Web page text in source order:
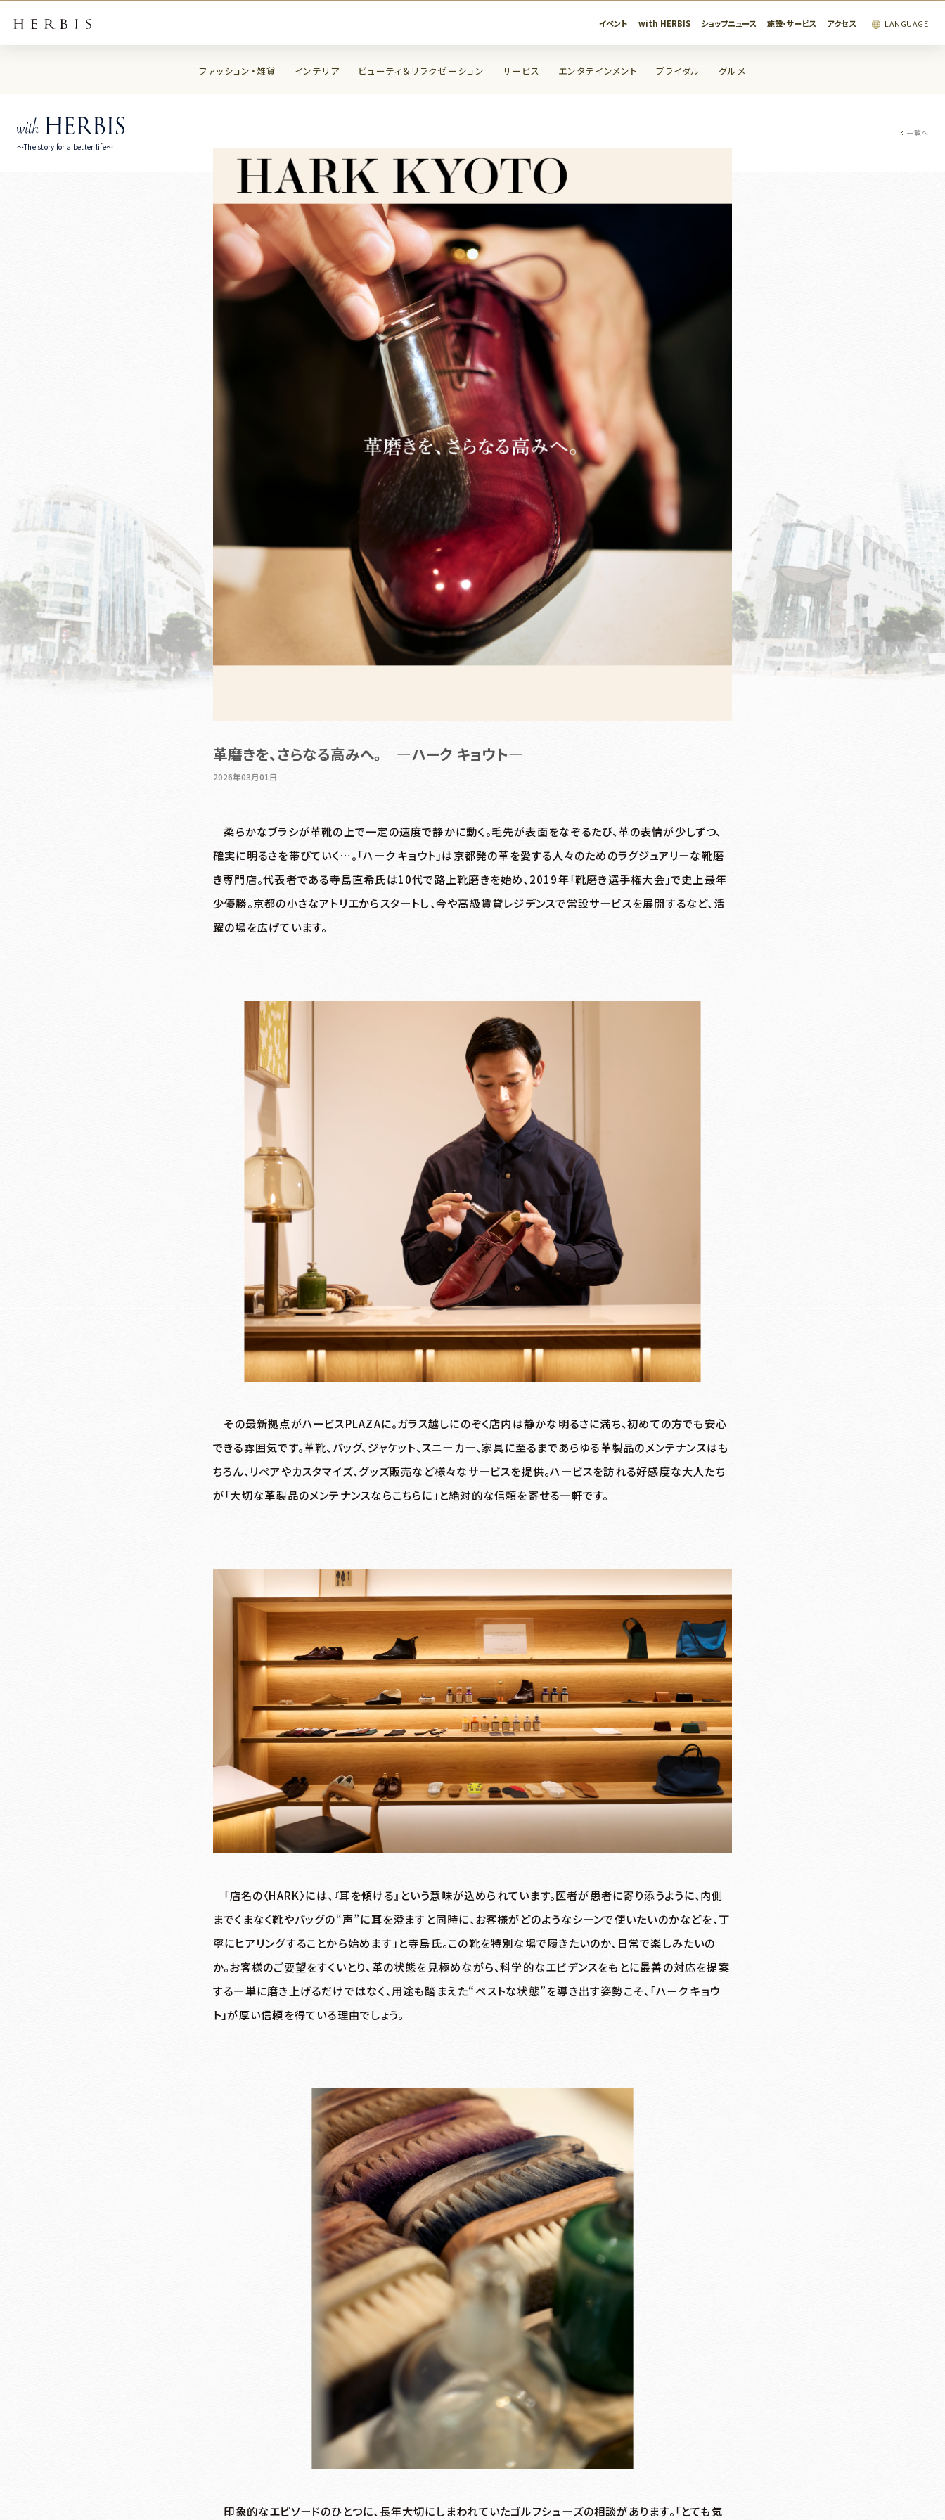
イベント with HERBIS ショップニュース 施設・サービス アクセス LANGUAGE
ファッション・雑貨 インテリア ビューティ＆リラクゼーション サービス エンタテインメント ブライダル グルメ
～The story for a better life～
一覧へ
革磨きを、さらなる高みへ。 ―ハーク キョウト―
2026年03月01日
柔らかなブラシが革靴の上で一定の速度で静かに動く。毛先が表面をなぞるたび、革の表情が少しずつ、
確実に明るさを帯びていく…。「ハーク キョウト」は京都発の革を愛する人々のためのラグジュアリーな靴磨
き専門店。代表者である寺島直希氏は10代で路上靴磨きを始め、2019年「靴磨き選手権大会」で史上最年
少優勝。京都の小さなアトリエからスタートし、今や高級賃貸レジデンスで常設サービスを展開するなど、活
躍の場を広げています。
その最新拠点がハービスPLAZAに。ガラス越しにのぞく店内は静かな明るさに満ち、初めての方でも安心
できる雰囲気です。革靴、バッグ、ジャケット、スニーカー、家具に至るまであらゆる革製品のメンテナンスはも
ちろん、リペアやカスタマイズ、グッズ販売など様々なサービスを提供。ハービスを訪れる好感度な大人たち
が「大切な革製品のメンテナンスならこちらに」と絶対的な信頼を寄せる一軒です。
「店名の〈HARK〉には、『耳を傾ける』という意味が込められています。医者が患者に寄り添うように、内側
までくまなく靴やバッグの“声”に耳を澄ますと同時に、お客様がどのようなシーンで使いたいのかなどを、丁
寧にヒアリングすることから始めます」と寺島氏。この靴を特別な場で履きたいのか、日常で楽しみたいの
か。お客様のご要望をすくいとり、革の状態を見極めながら、科学的なエビデンスをもとに最善の対応を提案
する―単に磨き上げるだけではなく、用途も踏まえた“ベストな状態”を導き出す姿勢こそ、「ハーク キョウ
ト」が厚い信頼を得ている理由でしょう。
印象的なエピソードのひとつに、長年大切にしまわれていたゴルフシューズの相談があります。「とても気